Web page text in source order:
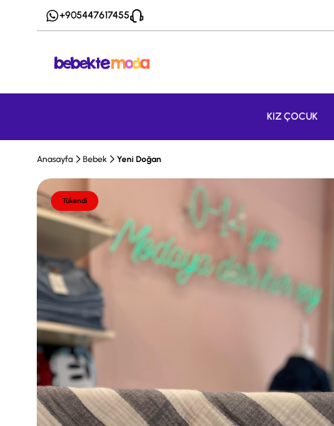
+905447617455
KIZ ÇOCUK
Anasayfa Bebek Yeni Doğan
Tükendi